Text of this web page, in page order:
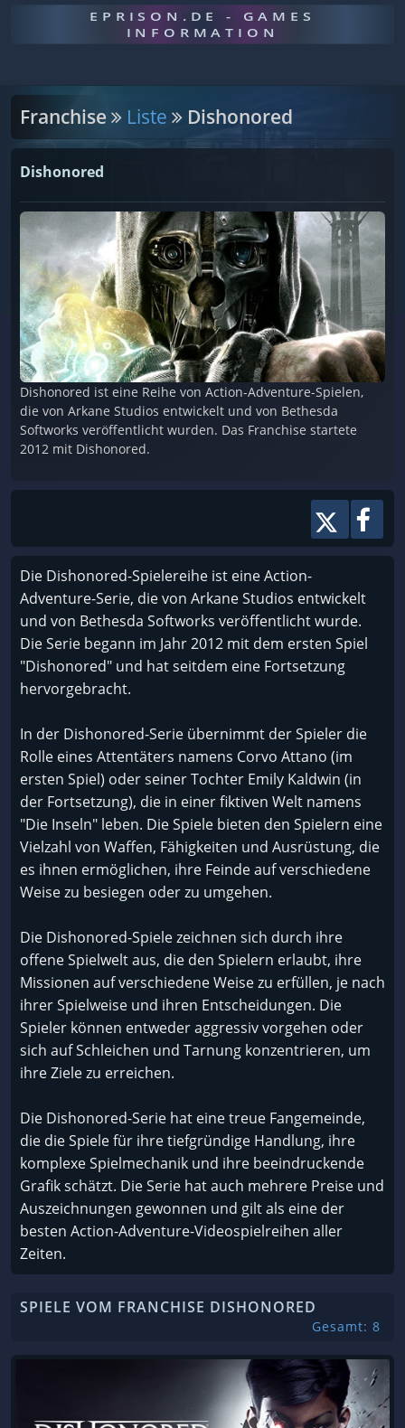
EPRISON.DE - GAMES
INFORMATION
Franchise Liste Dishonored
Dishonored
Dishonored ist eine Reihe von Action-Adventure-Spielen,
die von Arkane Studios entwickelt und von Bethesda
Softworks veröffentlicht wurden. Das Franchise startete
2012 mit Dishonored.
Die Dishonored-Spielereihe ist eine Action-
Adventure-Serie, die von Arkane Studios entwickelt
und von Bethesda Softworks veröffentlicht wurde.
Die Serie begann im Jahr 2012 mit dem ersten Spiel
"Dishonored" und hat seitdem eine Fortsetzung
hervorgebracht.
In der Dishonored-Serie übernimmt der Spieler die
Rolle eines Attentäters namens Corvo Attano (im
ersten Spiel) oder seiner Tochter Emily Kaldwin (in
der Fortsetzung), die in einer fiktiven Welt namens
"Die Inseln" leben. Die Spiele bieten den Spielern eine
Vielzahl von Waffen, Fähigkeiten und Ausrüstung, die
es ihnen ermöglichen, ihre Feinde auf verschiedene
Weise zu besiegen oder zu umgehen.
Die Dishonored-Spiele zeichnen sich durch ihre
offene Spielwelt aus, die den Spielern erlaubt, ihre
Missionen auf verschiedene Weise zu erfüllen, je nach
ihrer Spielweise und ihren Entscheidungen. Die
Spieler können entweder aggressiv vorgehen oder
sich auf Schleichen und Tarnung konzentrieren, um
ihre Ziele zu erreichen.
Die Dishonored-Serie hat eine treue Fangemeinde,
die die Spiele für ihre tiefgründige Handlung, ihre
komplexe Spielmechanik und ihre beeindruckende
Grafik schätzt. Die Serie hat auch mehrere Preise und
Auszeichnungen gewonnen und gilt als eine der
besten Action-Adventure-Videospielreihen aller
Zeiten.
SPIELE VOM FRANCHISE DISHONORED
Gesamt: 8